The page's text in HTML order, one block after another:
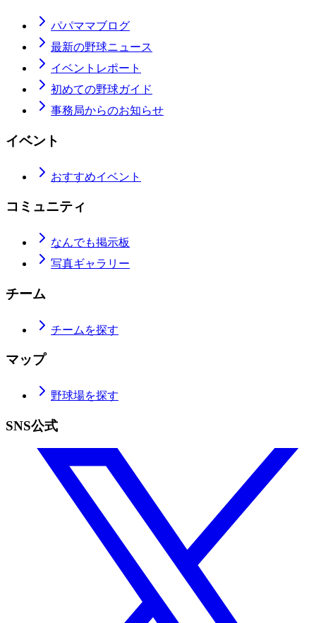
パパママブログ
最新の野球ニュース
イベントレポート
初めての野球ガイド
事務局からのお知らせ
イベント
おすすめイベント
コミュニティ
なんでも掲示板
写真ギャラリー
チーム
チームを探す
マップ
野球場を探す
SNS公式